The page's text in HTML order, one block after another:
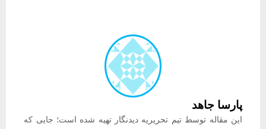
پارسا جاهد
این مقاله توسط تیم تحریریه دیدنگار تهیه شده است؛ جایی که